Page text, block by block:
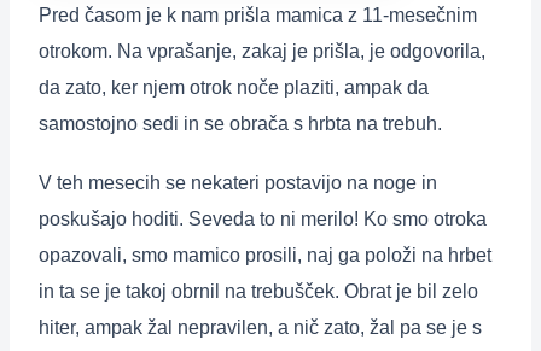
Pred časom je k nam prišla mamica z 11-mesečnim
otrokom. Na vprašanje, zakaj je prišla, je odgovorila,
da zato, ker njem otrok noče plaziti, ampak da
samostojno sedi in se obrača s hrbta na trebuh.
V teh mesecih se nekateri postavijo na noge in
poskušajo hoditi. Seveda to ni merilo! Ko smo otroka
opazovali, smo mamico prosili, naj ga položi na hrbet
in ta se je takoj obrnil na trebušček. Obrat je bil zelo
hiter, ampak žal nepravilen, a nič zato, žal pa se je s